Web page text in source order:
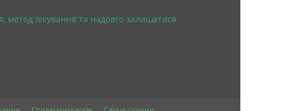
лікування та надовго залишатися